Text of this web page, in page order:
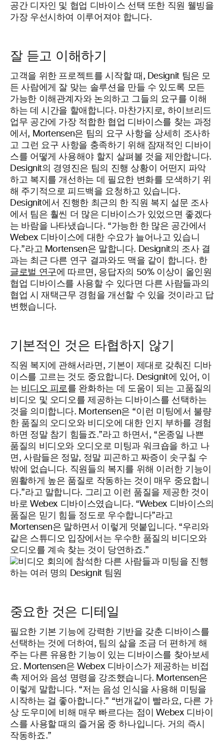
공간 디자인 및 협업 디바이스 선택 또한 직원 웰빙을
가장 우선시하여 이루어져야 합니다.
잘 듣고 이해하기
고객을 위한 프로젝트를 시작할 때, Designit 팀은 모
든 사람에게 잘 맞는 솔루션을 만들 수 있도록 모든
가능한 이해관계자와 논의하고 그들의 요구를 이해
하는 데 시간을 할애합니다. 마찬가지로, 하이브리드
업무 공간에 가장 적합한 협업 디바이스를 찾는 과정
에서, Mortensen은 팀의 요구 사항을 상세히 조사하
고 그런 요구 사항을 충족하기 위해 잠재적인 디바이
스를 어떻게 사용해야 할지 살펴볼 것을 제안합니다.
Designit의 경영진은 팀의 진행 상황이 어떤지 파악
하고 복지를 개선하는 데 필요한 변화를 모색하기 위
해 주기적으로 피드백을 요청하고 있습니다.
Designit에서 진행한 최근의 한 직원 복지 설문 조사
에서 팀은 훨씬 더 많은 디바이스가 있었으면 좋겠다
는 바람을 나타냈습니다. “가능한 한 많은 공간에서
Webex 디바이스에 대한 수요가 늘어나고 있습니
다.”라고 Mortensen은 말합니다. Designit의 조사 결
과는 최근 다른 연구 결과와도 맥을 같이 합니다. 한
글로벌 연구에 따르면, 응답자의 50% 이상이 올인원
협업 디바이스를 사용할 수 있다면 다른 사람들과의
협업 시 재택근무 경험을 개선할 수 있을 것이라고 답
변했습니다.
기본적인 것은 타협하지 않기
직원 복지에 관해서라면, 기본이 제대로 갖춰진 디바
이스를 고르는 것도 중요합니다. Designit에 있어, 이
는 비디오 피로를 완화하는 데 도움이 되는 고품질의
비디오 및 오디오를 제공하는 디바이스를 선택하는
것을 의미합니다. Mortensen은 “이런 미팅에서 불량
한 품질의 오디오와 비디오에 대한 인지 부하를 경험
하면 정말 참기 힘들죠.”라고 하면서, “온종일 나쁜
품질의 비디오와 오디오로 미팅과 워크숍을 하고 나
면, 사람들은 정말, 정말 피곤하고 짜증이 솟구칠 수
밖에 없습니다. 직원들의 복지를 위해 이러한 기능이
원활하게 높은 품질로 작동하는 것이 매우 중요합니
다.”라고 말합니다. 그리고 이런 품질을 제공한 것이
바로 Webex 디바이스였습니다. “Webex 디바이스의
품질은 믿기 힘들 정도로 우수합니다”라고
Mortensen은 말하면서 이렇게 덧붙입니다. “우리와
같은 스튜디오 입장에서는 우수한 품질의 비디오와
오디오를 계속 찾는 것이 당연하죠.”
중요한 것은 디테일
필요한 기본 기능에 강력한 기반을 갖춘 디바이스를
선택하는 것에 더하여, 팀의 삶을 조금 더 편하게 해
주는 다른 유용한 기능이 있는 디바이스를 찾아보세
요. Mortensen은 Webex 디바이스가 제공하는 비접
촉 제어와 음성 명령을 강조했습니다. Mortensen은
이렇게 말합니다. “저는 음성 인식을 사용해 미팅을
시작하는 걸 좋아합니다.” “번개같이 빨라요, 다른 가
상 도우미에 비해 매우 빠르다는 점이 Webex 디바이
스를 사용할 때의 즐거움 중 하나입니다. 거의 즉시
작동하죠.”